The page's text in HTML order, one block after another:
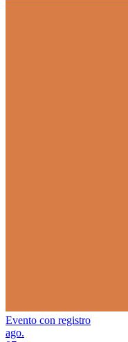
Evento con registro
ago.